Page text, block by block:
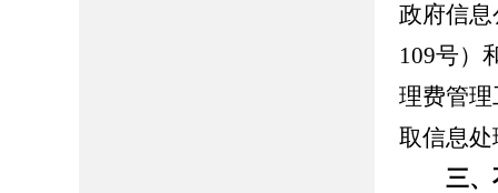
政府信
109号）
理费管
取信息
三、